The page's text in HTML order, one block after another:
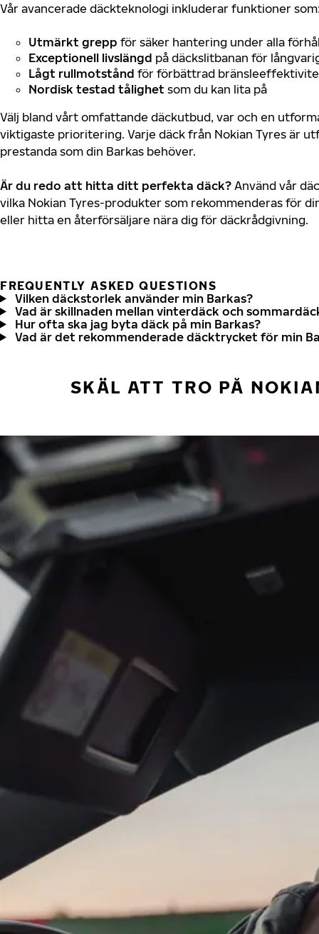
Vår avancerade däckteknologi inkluderar funktioner
Utmärkt grepp för säker hantering under alla
Exceptionell livslängd på däckslitbanan för
Lågt rullmotstånd för förbättrad
Nordisk testad tålighet som du kan lita på
Välj bland vårt omfattande däckutbud, var och en
viktigaste prioritering. Varje däck från Nokian Tyres är
prestanda som din Barkas behöver.
Är du redo att hitta ditt perfekta däck? Använd vår
vilka Nokian Tyres-produkter som rekommenderas för
eller hitta en återförsäljare nära dig för däckrådgivning.
FREQUENTLY ASKED QUESTIONS
Vilken däckstorlek använder min Barkas?
Vad är skillnaden mellan vinterdäck och
Hur ofta ska jag byta däck på min Barkas?
Vad är det rekommenderade däcktrycket för min
SKÄL ATT TRO PÅ